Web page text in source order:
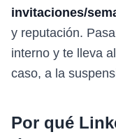
invitaciones/
y reputación.
interno y te lleva
caso, a la
Por qué